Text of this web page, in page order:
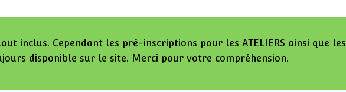
inclus. Cependant les pré-inscriptions pour les ATELIERS ainsi que les
disponible sur le site. Merci pour votre compréhension.